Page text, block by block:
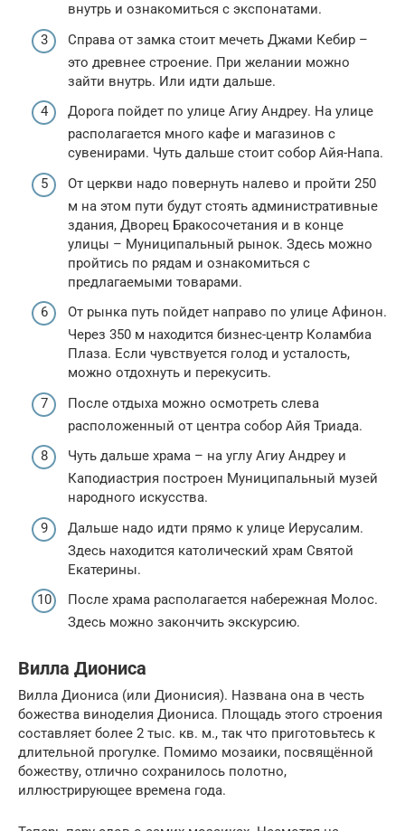
внутрь и ознакомиться с экспонатами.
Справа от замка стоит мечеть Джами Кебир –
это древнее строение. При желании можно
зайти внутрь. Или идти дальше.
Дорога пойдет по улице Агиу Андреу. На улице
располагается много кафе и магазинов с
сувенирами. Чуть дальше стоит собор Айя-Напа.
От церкви надо повернуть налево и пройти 250
м на этом пути будут стоять административные
здания, Дворец Бракосочетания и в конце
улицы – Муниципальный рынок. Здесь можно
пройтись по рядам и ознакомиться с
предлагаемыми товарами.
От рынка путь пойдет направо по улице Афинон.
Через 350 м находится бизнес-центр Коламбиа
Плаза. Если чувствуется голод и усталость,
можно отдохнуть и перекусить.
После отдыха можно осмотреть слева
расположенный от центра собор Айя Триада.
Чуть дальше храма – на углу Агиу Андреу и
Каподиастрия построен Муниципальный музей
народного искусства.
Дальше надо идти прямо к улице Иерусалим.
Здесь находится католический храм Святой
Екатерины.
После храма располагается набережная Молос.
Здесь можно закончить экскурсию.
Вилла Диониса
Вилла Диониса (или Дионисия). Названа она в честь
божества виноделия Диониса. Площадь этого строения
составляет более 2 тыс. кв. м., так что приготовьтесь к
длительной прогулке. Помимо мозаики, посвящённой
божеству, отлично сохранилось полотно,
иллюстрирующее времена года.